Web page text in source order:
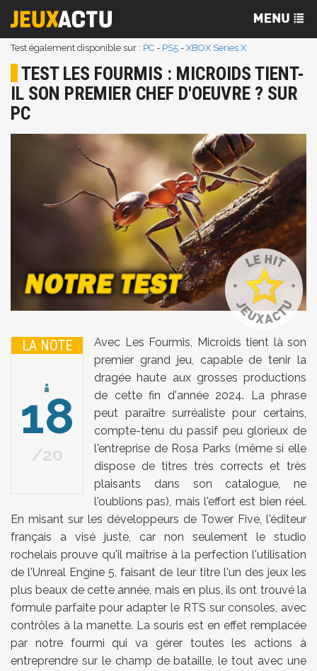
Test également disponible sur : PC - PS5 - XBOX Series X
TEST LES FOURMIS : MICROIDS TIENT-
IL SON PREMIER CHEF D'OEUVRE ? SUR
PC
LA NOTE
18
20
Avec Les Fourmis, Microids tient là son
premier grand jeu, capable de tenir la
dragée haute aux grosses productions
de cette fin d'année 2024. La phrase
peut paraître surréaliste pour certains,
compte-tenu du passif peu glorieux de
l'entreprise de Rosa Parks (même si elle
dispose de titres très corrects et très
plaisants dans son catalogue, ne
l'oublions pas), mais l'effort est bien réel.
En misant sur les développeurs de Tower Five, l'éditeur
français a visé juste, car non seulement le studio
rochelais prouve qu'il maîtrise à la perfection l'utilisation
de l'Unreal Engine 5, faisant de leur titre l'un des jeux les
plus beaux de cette année, mais en plus, ils ont trouvé la
formule parfaite pour adapter le RTS sur consoles, avec
contrôles à la manette. La souris est en effet remplacée
par notre fourmi qui va gérer toutes les actions à
entreprendre sur le champ de bataille, le tout avec une